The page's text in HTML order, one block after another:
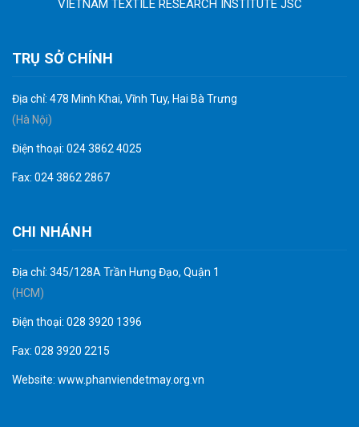
VIETNAM TEXTILE RESEARCH INSTITUTE JSC
TRỤ SỞ CHÍNH
Địa chỉ: 478 Minh Khai, Vĩnh Tuy, Hai Bà Trưng
(Hà Nội)
Điện thoại: 024 3862 4025
Fax: 024 3862 2867
CHI NHÁNH
Địa chỉ: 345/128A Trần Hưng Đạo, Quận 1
(HCM)
Điện thoại: 028 3920 1396
Fax: 028 3920 2215
Website: www.phanviendetmay.org.vn